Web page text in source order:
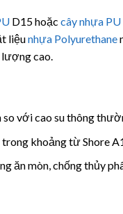
D15 hoặc cây nhựa PU
liệunhựa Polyurethane
cao.
với cao su thông
khoảng từ Shore
ăn mòn, chống thủy